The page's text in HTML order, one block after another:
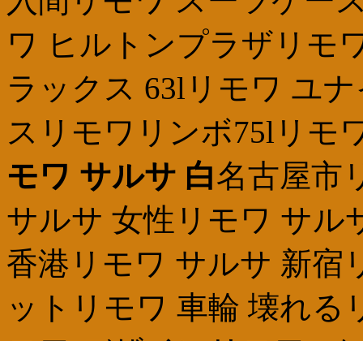
ワ ヒルトンプラザリモ
ラックス 63lリモワ ユ
スリモワリンボ75lリモ
モワ サルサ 白名古屋市
サルサ 女性リモワ サル
香港リモワ サルサ 新宿
ットリモワ 車輪 壊れる